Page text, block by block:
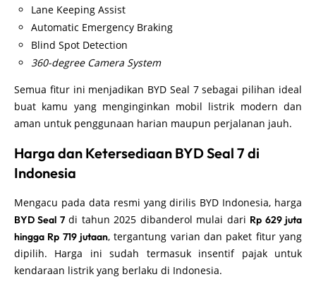
Lane Keeping Assist
Automatic Emergency Braking
Blind Spot Detection
360-degree Camera System
Semua fitur ini menjadikan BYD Seal 7 sebagai pilihan ideal
buat kamu yang menginginkan mobil listrik modern dan
aman untuk penggunaan harian maupun perjalanan jauh.
Harga dan Ketersediaan BYD Seal 7 di
Indonesia
Mengacu pada data resmi yang dirilis BYD Indonesia, harga
BYD Seal 7di tahun 2025 dibanderol mulai dari Rp 629 juta
hingga Rp 719 jutaan, tergantung varian dan paket fitur yang
dipilih. Harga ini sudah termasuk insentif pajak untuk
kendaraan listrik yang berlaku di Indonesia.